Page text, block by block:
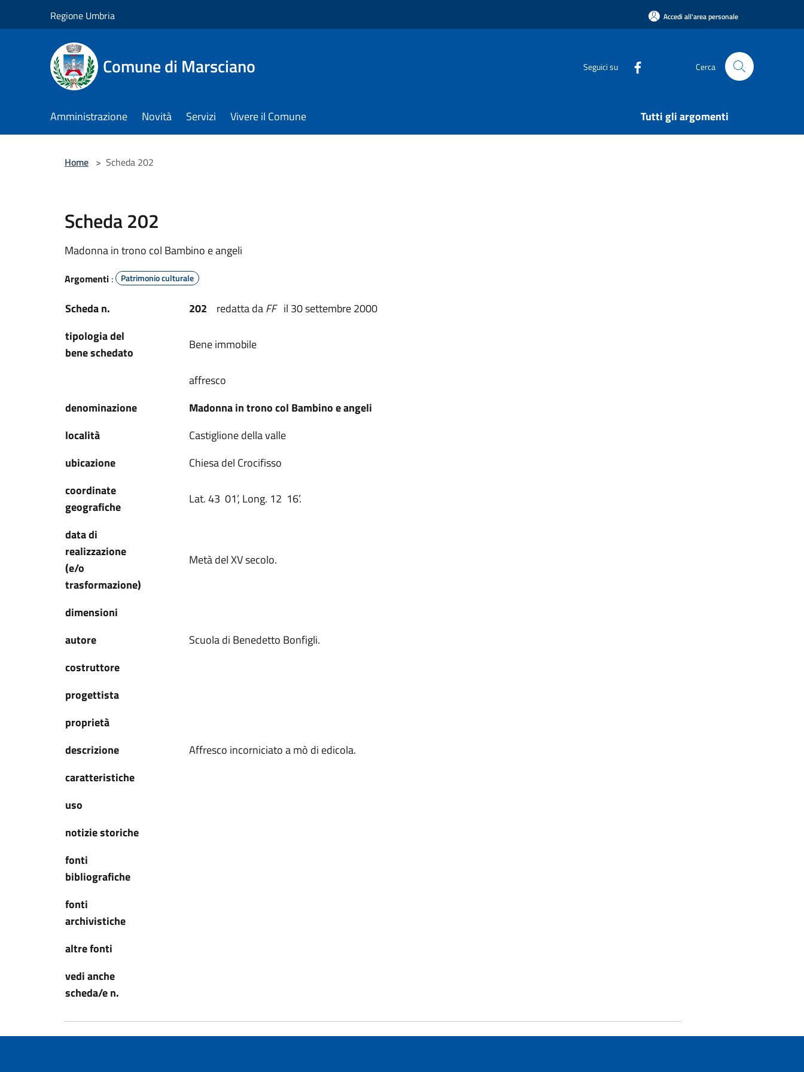
Regione Umbria Accedi all'area personale
Comune di Marsciano Seguici su Cerca
Amministrazione Novità Servizi Vivere il Comune Tutti gli argomenti
Home > Scheda 202
Scheda 202
Madonna in trono col Bambino e angeli
Argomenti : Patrimonio culturale
Scheda n. 202 redatta daFF il 30 settembre 2000
tipologia del
bene schedato
Bene immobile
affresco
denominazione
Madonna in trono col Bambino e angeli
località
Castiglione della valle
ubicazione
Chiesa del Crocifisso
coordinate
geografiche
Lat. 43 01’, Long. 12 16’.
data di
realizzazione
(e/o
trasformazione)
Metà del XV secolo.
dimensioni
autore
Scuola di Benedetto Bonfigli.
costruttore
progettista
proprietà
descrizione
Affresco incorniciato a mò di edicola.
caratteristiche
uso
notizie storiche
fonti
bibliografiche
fonti
archivistiche
altre fonti
vedi anche
scheda/e n.